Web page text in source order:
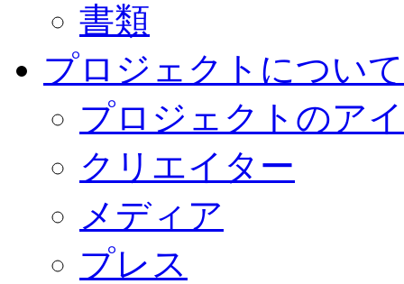
書類
プロジェクトについて
プロジェクトのア
クリエイター
メディア
プレス